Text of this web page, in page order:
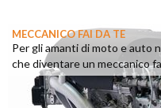
MECCANICO FAI DA TE
Per gli amanti di moto e auto
che diventare un meccanico